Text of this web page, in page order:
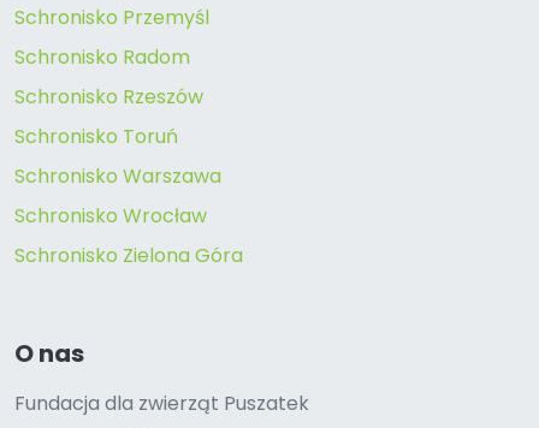
Schronisko Przemyśl
Schronisko Radom
Schronisko Rzeszów
Schronisko Toruń
Schronisko Warszawa
Schronisko Wrocław
Schronisko Zielona Góra
O nas
Fundacja dla zwierząt Puszatek